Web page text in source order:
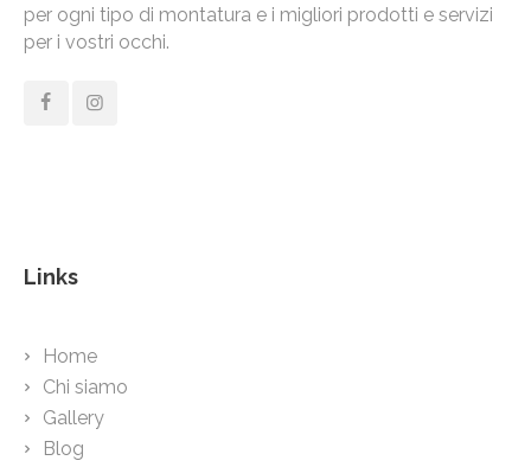
per ogni tipo di montatura e i migliori prodotti e servizi
per i vostri occhi.
Links
Home
Chi siamo
Gallery
Blog